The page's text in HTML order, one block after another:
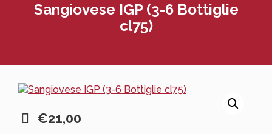
Sangiovese IGP (3-6 Bottiglie
cl75)
€21,00